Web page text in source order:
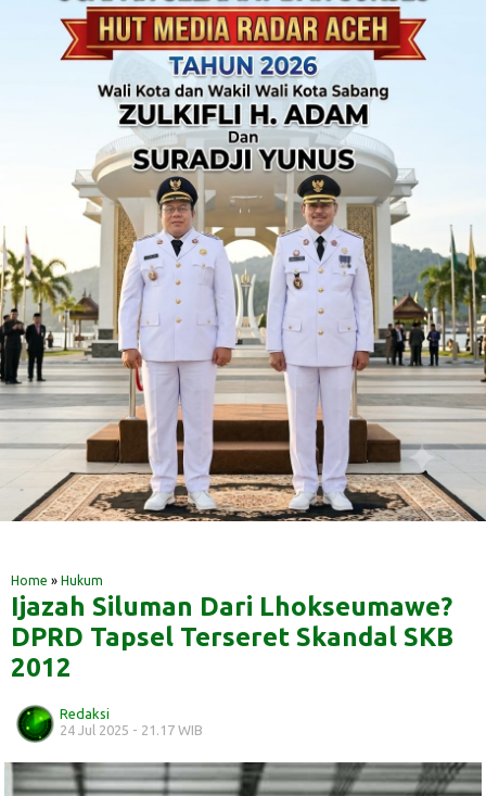
Home » Hukum
Ijazah Siluman Dari Lhokseumawe?
DPRD Tapsel Terseret Skandal SKB
2012
Redaksi
24 Jul 2025 - 21.17 WIB